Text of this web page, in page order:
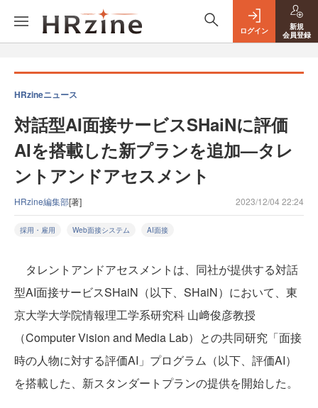
ログイン
新規
会員登録
HRzineニュース
対話型AI面接サービスSHaiNに評価
AIを搭載した新プランを追加—タレ
ントアンドアセスメント
HRzine編集部[著] 2023/12/04 22:24
採用・雇用 Web面接システム AI面接
タレントアンドアセスメントは、同社が提供する対話
型AI面接サービスSHaiN（以下、SHaiN）において、東
京大学大学院情報理工学系研究科 山﨑俊彦教授
（Computer Vision and Media Lab）との共同研究「面接
時の人物に対する評価AI」プログラム（以下、評価AI）
を搭載した、新スタンダートプランの提供を開始した。